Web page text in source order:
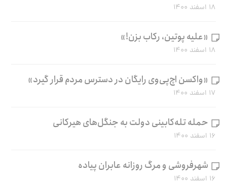
۱۸ اسفند ۱۴۰۰
«علیه پوتین، رکاب بزن!»
۱۸ اسفند ۱۴۰۰
«واکسن اچ‌پی‌وی رایگان در دسترس مردم قرار گیرد»
۱۷ اسفند ۱۴۰۰
حمله تله‌کابینی دولت به جنگل‌های هیرکانی
۱۶ اسفند ۱۴۰۰
شهرفروشی و مرگ روزانه عابران پیاده
۱۶ اسفند ۱۴۰۰